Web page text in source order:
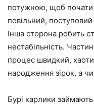
потужною, щоб почати
повільний,
Інша сторона робить
нестабільність.
процес швидкий,
народження зірок, а
Бурі карлики